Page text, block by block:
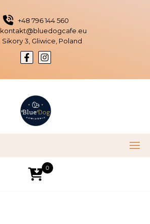
+48 796 144 560
kontakt@bluedogcafe.eu
Sikory 3, Gliwice, Poland
0